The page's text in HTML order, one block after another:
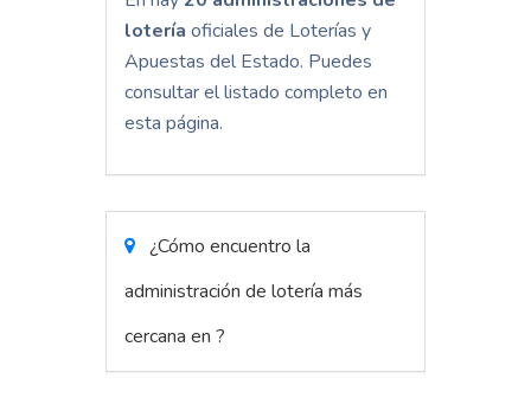
lotería oficiales de Loterías y
Apuestas del Estado. Puedes
consultar el listado completo en
esta página.
¿Cómo encuentro la
administración de lotería más
cercana en ?